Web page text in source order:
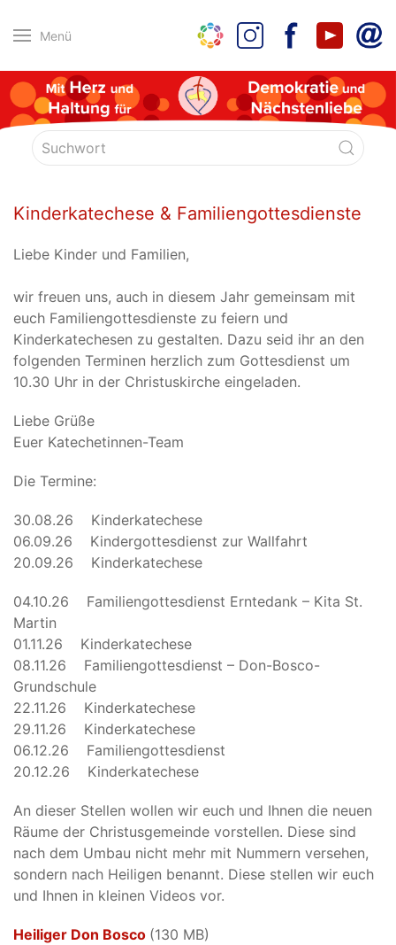
Menü
Kinderkatechese & Familiengottesdienste
Liebe Kinder und Familien,
wir freuen uns, auch in diesem Jahr gemeinsam mit
euch Familiengottesdienste zu feiern und
Kinderkatechesen zu gestalten. Dazu seid ihr an den
folgenden Terminen herzlich zum Gottesdienst um
10.30 Uhr in der Christuskirche eingeladen.
Liebe Grüße
Euer Katechetinnen-Team
Die Termine:
30.08.26 Kinderkatechese
06.09.26 Kindergottesdienst zur Wallfahrt
20.09.26 Kinderkatechese
04.10.26 Familiengottesdienst Erntedank – Kita St.
Martin
01.11.26 Kinderkatechese
08.11.26 Familiengottesdienst – Don-Bosco-
Grundschule
22.11.26 Kinderkatechese
29.11.26 Kinderkatechese
06.12.26 Familiengottesdienst
20.12.26 Kinderkatechese
An dieser Stellen wollen wir euch und Ihnen die neuen
Räume der Christusgemeinde vorstellen. Diese sind
nach dem Umbau nicht mehr mit Nummern versehen,
sondern nach Heiligen benannt. Diese stellen wir euch
und Ihnen in kleinen Videos vor.
Heiliger Don Bosco (130 MB)